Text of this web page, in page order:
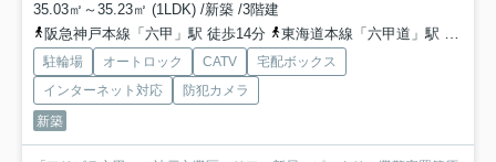
35.03㎡～35.23㎡ (1LDK) /新築 /3階建
阪急神戸本線「六甲」駅 徒歩14分
東海道本線「六甲道」駅 徒歩22分
駐輪場 オートロック CATV
宅配ボックス
インターネット対応
防犯カメラ
新築